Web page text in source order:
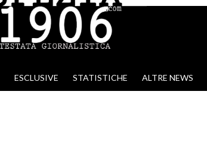
ESCLUSIVE STATISTICHE ALTRE NEWS